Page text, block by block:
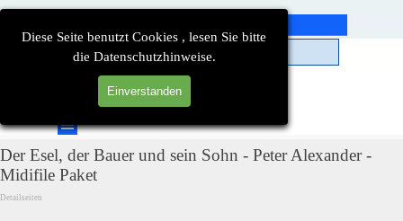
Diese Seite benutzt Cookies , lesen Sie bitte
die Datenschutzhinweise.
Einverstanden
Direkt zum Seiteninhalt
Menü überspringen
Der Esel, der Bauer und sein Sohn - Peter Alexander -
Midifile Paket
Detailseiten